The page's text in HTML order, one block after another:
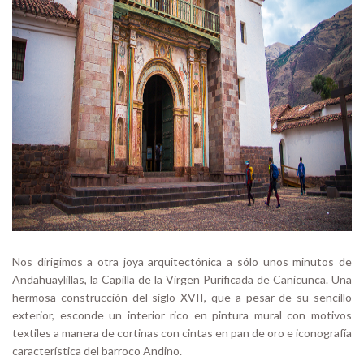
Nos dirigimos a otra joya arquitectónica a sólo unos minutos de
Andahuaylillas, la Capilla de la Virgen Purificada de Canicunca. Una
hermosa construcción del siglo XVII, que a pesar de su sencillo
exterior, esconde un interior rico en pintura mural con motivos
textiles a manera de cortinas con cintas en pan de oro e iconografía
característica del barroco Andino.